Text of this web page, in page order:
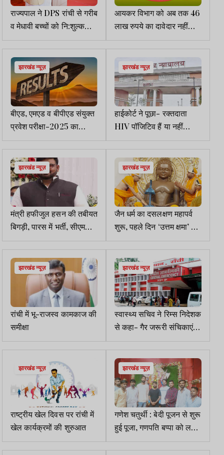
राज्यपाल ने DPS रांची से गरीब
व मेधावी बच्चों को नि:शुल्क
शिक्षा देने का आह्वान किया
आयकर विभाग को अब तक 46
लाख रुपये का दावेदार नहीं
मिला
झारखंड न्यूज़
बीएड, एमएड व बीपीएड संयुक्त
प्रवेश परीक्षा-2025 का
संशोधित परिणाम जारी
झारखंड न्यूज़
हाईकोर्ट ने पूछा- रक्तदाता
HIV पॉजिटिव हैं या नहीं
इसकी जांच कैसे होती है
झारखंड न्यूज़
मंत्री हफीजुल हसन की तबीयत
बिगड़ी, पारस में भर्ती, सीएम
हेमंत पहुंचे अस्पताल
झारखंड न्यूज़
जैन धर्म का दसलक्षण महापर्व
शुरू, पहले दिन ‘उत्तम क्षमा’ से
मिली सीख
झारखंड न्यूज़
रांची में भू-राजस्व कामकाज की
समीक्षा
झारखंड न्यूज़
स्वास्थ्य सचिव ने रिम्स निदेशक
से कहा- गैर जरूरी संचिकाएं
विभाग में ना भेजें
झारखंड न्यूज़
राष्ट्रीय खेल दिवस पर रांची में
खेल कार्यक्रमों की शुरुआत
झारखंड न्यूज़
गणेश चतुर्थी : बेदी पूजन से शुरू
हुई पूजा, गणपति बप्पा को लगा
खीर व लड्डू का भोग